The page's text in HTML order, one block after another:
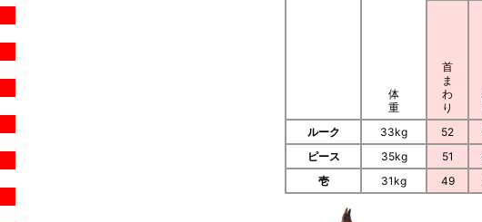
体
重
首
ま
わ
り
ルーク
33kg 52
ピース
35kg 51
壱
31kg 49